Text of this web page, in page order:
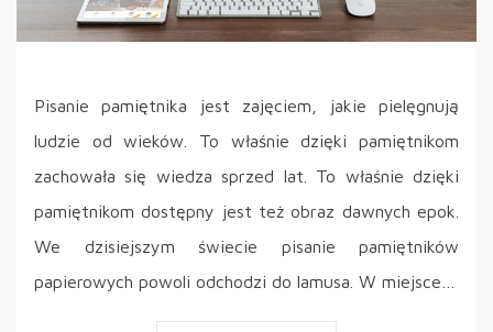
Pisanie pamiętnika jest zajęciem, jakie pielęgnują
ludzie od wieków. To właśnie dzięki pamiętnikom
zachowała się wiedza sprzed lat. To właśnie dzięki
pamiętnikom dostępny jest też obraz dawnych epok.
We dzisiejszym świecie pisanie pamiętników
papierowych powoli odchodzi do lamusa. W miejsce…